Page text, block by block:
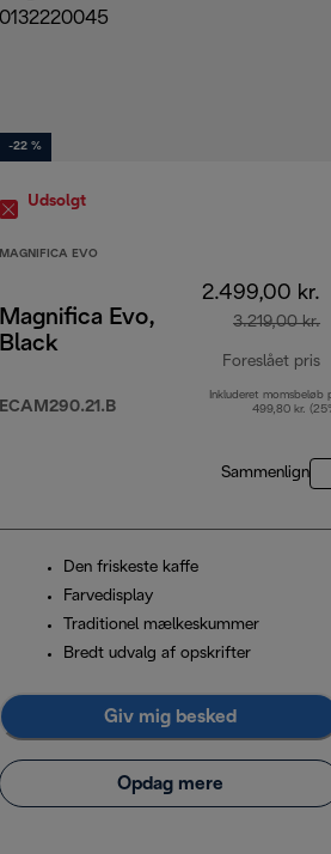
-22 %
Udsolgt
MAGNIFICA EVO
Magnifica Evo,
Black
ECAM290.21.B
2.499,00 kr.
3.219,00 kr.
Foreslået pris
Inkluderet momsbeløb
499,80 kr.
Sammenlign
Den friskeste kaffe
Farvedisplay
Traditionel mælkeskummer
Bredt udvalg af opskrifter
Giv mig besked
Opdag mere